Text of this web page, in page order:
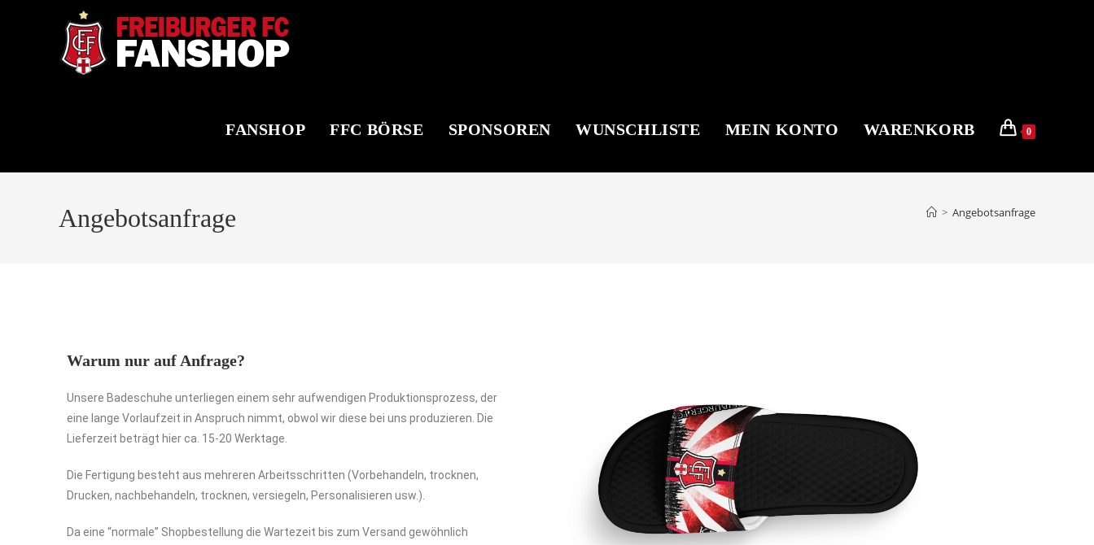
FANSHOP FFC BÖRSE SPONSOREN WUNSCHLISTE MEIN KONTO WARENKORB 0
Angebotsanfrage > Angebotsanfrage
Warum nur auf Anfrage?
Unsere Badeschuhe unterliegen einem sehr aufwendigen Produktionsprozess, der
eine lange Vorlaufzeit in Anspruch nimmt, obwol wir diese bei uns produzieren. Die
Lieferzeit beträgt hier ca. 15-20 Werktage.
Die Fertigung besteht aus mehreren Arbeitsschritten (Vorbehandeln, trocknen,
Drucken, nachbehandeln, trocknen, versiegeln, Personalisieren usw.).
Da eine “normale” Shopbestellung die Wartezeit bis zum Versand gewöhnlich